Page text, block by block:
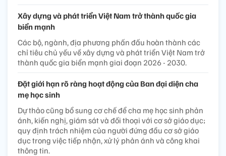
Xây dựng và phát triển Việt Nam trở thành quốc gia
biển mạnh
Các bộ, ngành, địa phương phấn đấu hoàn thành các
chỉ tiêu chủ yếu về xây dựng và phát triển Việt Nam trở
thành quốc gia biển mạnh giai đoạn 2026 - 2030.
Đặt giới hạn rõ ràng hoạt động của Ban đại diện cha
mẹ học sinh
Dự thảo cũng bổ sung cơ chế để cha mẹ học sinh phản
ánh, kiến nghị, giám sát và đối thoại với cơ sở giáo dục;
quy định trách nhiệm của người đứng đầu cơ sở giáo
dục trong việc tiếp nhận, xử lý phản ánh và công khai
thông tin.